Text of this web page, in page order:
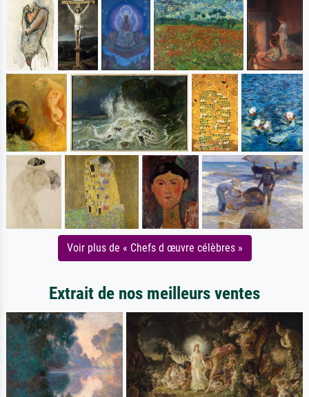
Voir plus de « Chefs d œuvre célèbres »
Extrait de nos meilleurs ventes